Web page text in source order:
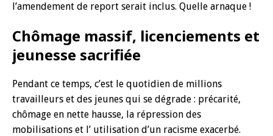
l’amendement de report serait inclus. Quelle arnaque !
Chômage massif, licenciements et
jeunesse sacrifiée
Pendant ce temps, c’est le quotidien de millions
travailleurs et des jeunes qui se dégrade : précarité,
chômage en nette hausse, la répression des
mobilisations et l’ utilisation d’un racisme exacerbé.